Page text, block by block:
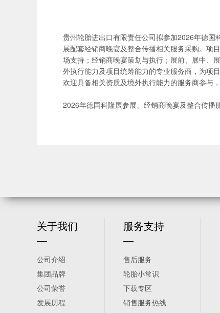
贵州轮胎进出口有限责任公司拟参加2026年德
展配套经销商晚宴及整合传播相关服务采购。项
场支持；经销商晚宴策划与执行；展前、展中、
外执行能力及项目统筹能力的专业服务商，为项目
欢迎具备相关资质及境外执行能力的服务商参与
2026年德国科隆展参展、经销商晚宴及整合传播
关于我们
公司介绍
集团品牌
公司荣誉
发展历程
服务支持
售后服务
轮胎小常识
下载专区
销售服务热线